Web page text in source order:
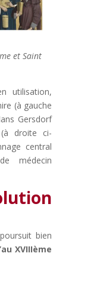
et Saint
utilisation,
(à gauche
Gersdorf
droite ci-
central
médecin
bien
XVIIIème